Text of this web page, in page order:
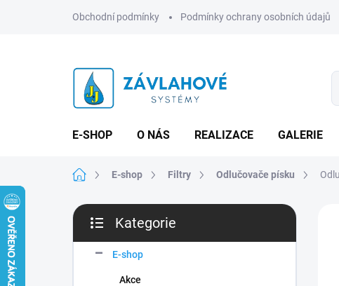
Obchodní podmínky Podmínky ochrany osobních údajů
E-SHOP O NÁS REALIZACE GALERIE
Domů E-shop Filtry Odlučovače písku
P
s
kategorie
Kategorie
E-shop
Akce